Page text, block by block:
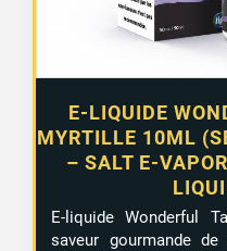
E-LIQUIDE
MYRTILLE 10ML
– SALT E-
E-liquide Wonderful
saveur gourmande